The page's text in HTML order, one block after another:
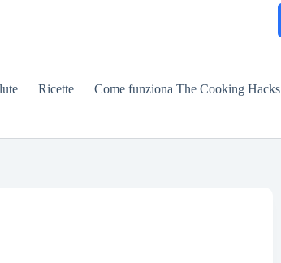
Ricette Come funziona The Cooking Hacks